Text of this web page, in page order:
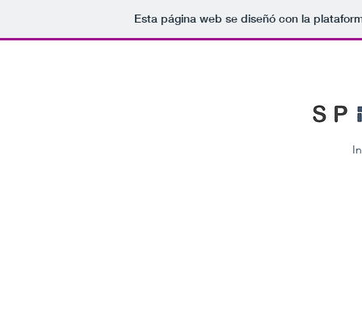
Esta página web se diseñó con la